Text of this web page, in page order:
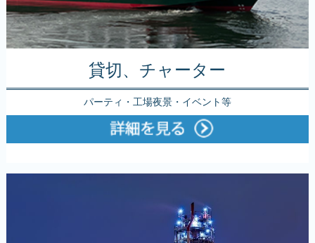
貸切、チャーター
パーティ・工場夜景・イベント等